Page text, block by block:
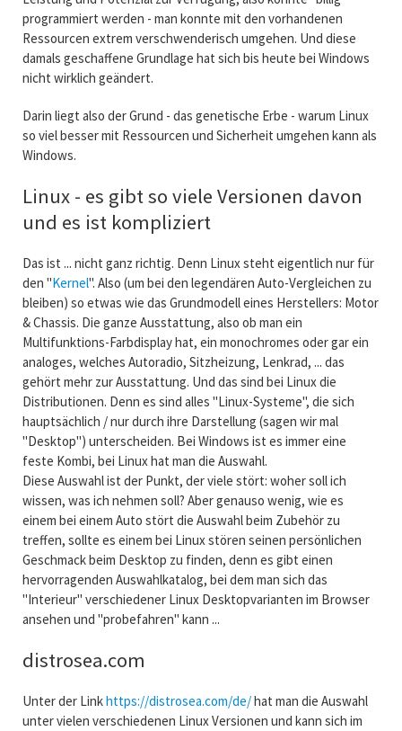
programmiert werden - man konnte mit den vorhandenen
Ressourcen extrem verschwenderisch umgehen. Und diese
damals geschaffene Grundlage hat sich bis heute bei Windows
nicht wirklich geändert.
Darin liegt also der Grund - das genetische Erbe - warum Linux
so viel besser mit Ressourcen und Sicherheit umgehen kann als
Windows.
Linux - es gibt so viele Versionen davon
und es ist kompliziert
Das ist ... nicht ganz richtig. Denn Linux steht eigentlich nur für
den "Kernel". Also (um bei den legendären Auto-Vergleichen zu
bleiben) so etwas wie das Grundmodell eines Herstellers: Motor
& Chassis. Die ganze Ausstattung, also ob man ein
Multifunktions-Farbdisplay hat, ein monochromes oder gar ein
analoges, welches Autoradio, Sitzheizung, Lenkrad, ... das
gehört mehr zur Ausstattung. Und das sind bei Linux die
Distributionen. Denn es sind alles "Linux-Systeme", die sich
hauptsächlich / nur durch ihre Darstellung (sagen wir mal
"Desktop") unterscheiden. Bei Windows ist es immer eine
feste Kombi, bei Linux hat man die Auswahl.
Diese Auswahl ist der Punkt, der viele stört: woher soll ich
wissen, was ich nehmen soll? Aber genauso wenig, wie es
einem bei einem Auto stört die Auswahl beim Zubehör zu
treffen, sollte es einem bei Linux stören seinen persönlichen
Geschmack beim Desktop zu finden, denn es gibt einen
hervorragenden Auswahlkatalog, bei dem man sich das
"Interieur" verschiedener Linux Desktopvarianten im Browser
ansehen und "probefahren" kann ...
distrosea.com
Unter der Linkhttps://distrosea.com/de/hat man die Auswahl
unter vielen verschiedenen Linux Versionen und kann sich im